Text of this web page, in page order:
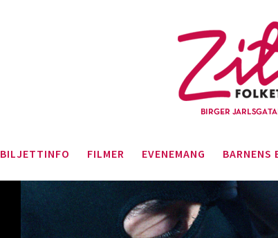
BILJETTINFO FILMER EVENEMANG BARNENS